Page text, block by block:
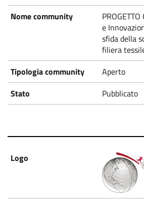
e
sfida della
filiera
Aperto
Pubblicato